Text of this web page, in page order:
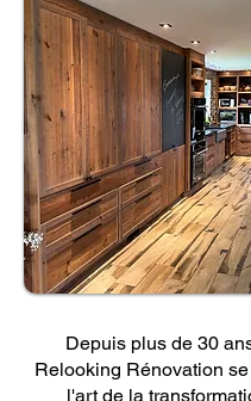
Depuis plus de 30
Relooking Rénovation
l'art de la